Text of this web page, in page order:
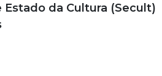
Estado da Cultura (Secult)